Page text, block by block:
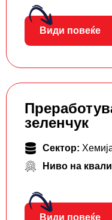
Види повеќе
зеленчук
Сектор:
Ниво на
Види повеќе